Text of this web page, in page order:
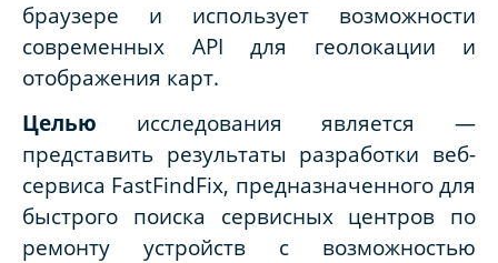
браузере и использует возможности
современных API для геолокации и
отображения карт.
Целью исследования является —
представить результаты разработки веб-
сервиса FastFindFix, предназначенного для
быстрого поиска сервисных центров по
ремонту устройств с возможностью